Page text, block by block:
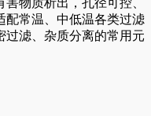
配常温、中低温各类过滤
过滤、杂质分离的常用元